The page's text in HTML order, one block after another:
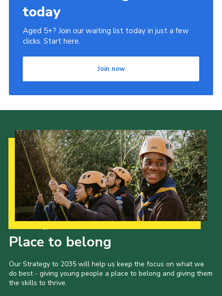
today
Aged 5+? Join our waiting list today in just a few
clicks. Start here.
Join now
Place to belong
Our Strategy to 2035 will help us keep the focus on what we
do best - giving young people a place to belong and giving them
the skills to thrive.